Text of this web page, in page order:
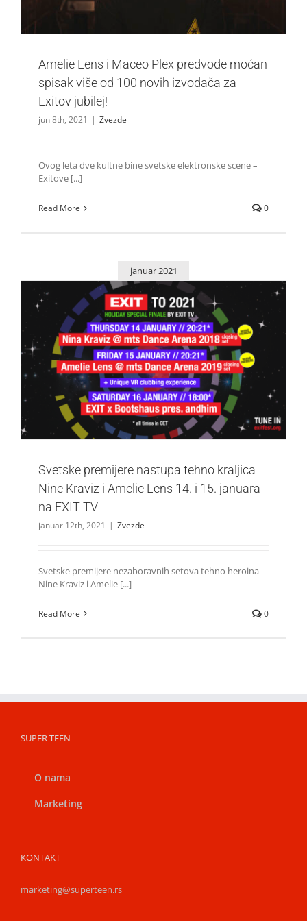
Amelie Lens i Maceo Plex predvode moćan
spisak više od 100 novih izvođača za
Exitov jubilej!
jun 8th, 2021 | Zvezde
Ovog leta dve kultne bine svetske elektronske scene –
Exitove [...]
Read More 0
januar 2021
Svetske premijere nastupa tehno kraljica Nine Kraviz i
Amelie Lens 14. i 15. januara na EXIT TV
Zvezde
Svetske premijere nastupa tehno kraljica
Nine Kraviz i Amelie Lens 14. i 15. januara
na EXIT TV
januar 12th, 2021 | Zvezde
Svetske premijere nezaboravnih setova tehno heroina
Nine Kraviz i Amelie [...]
Read More 0
SUPER TEEN
O nama
Marketing
KONTAKT
marketing@superteen.rs